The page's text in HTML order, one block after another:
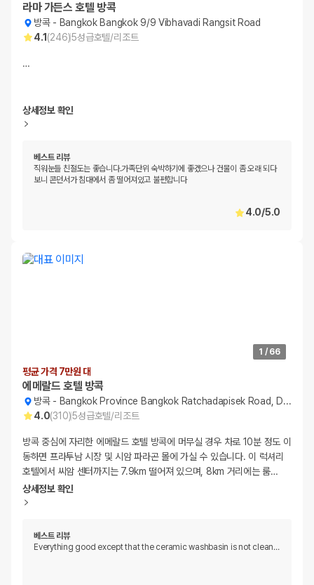
라마 가든스 호텔 방콕
방콕- Bangkok Bangkok 9/9 Vibhavadi Rangsit Road
4.1 (246)5성급호텔/리조트
…
상세정보 확인
베스트 리뷰
직워눈들 친절도는 좋습니다.가족단위 숙박하기에 좋겠으나 건물이 좀 오래 되다
보니 콘던서가 침대에서 좀 떨어져있고 불편합니다
4.0/5.0
1 / 66
평균 가격 7만원 대
에메랄드 호텔 방콕
방콕- Bangkok Province Bangkok Ratchadapisek Road, Din Daeng, 99/1
4.0(310)5성급호텔/리조트
방콕 중심에 자리한 에메랄드 호텔 방콕에 머무실 경우 차로 10분 정도 이
동하면 프라투남 시장 및 시암 파라곤 몰에 가실 수 있습니다. 이 럭셔리
호텔에서 씨암 센터까지는 7.9km 떨어져 있으며, 8km 거리에는 룸…
상세정보 확인
베스트 리뷰
Everything good except that the ceramic washbasin is not clean…